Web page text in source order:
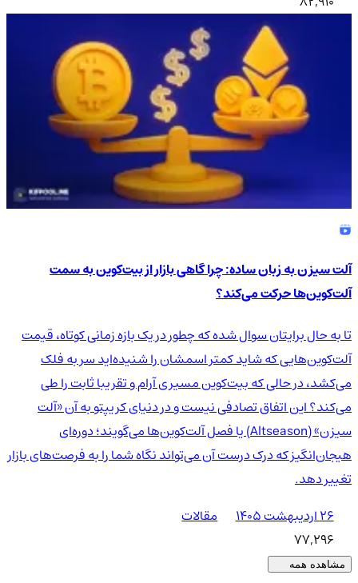
آلت سیزن به زبان ساده: چرا گاهی بازار از بیت‌کوین به سمت
آلت‌کوین‌ها حرکت می‌کند؟
تا به حال برایتان سوال شده که چطور در یک بازه زمانی کوتاه، قیمت
آلت‌کوین‌هایی که شاید کمتر اسمشان را شنیده‌اید سر به فلک
می‌کشد، در حالی که بیت‌کوین مسیری آرام و تقریبا ثابت را طی
می‌کند؟ این اتفاق تصادفی نیست و در دنیای کریپتو به آن «آلت
سیزن» (Altseason) یا فصل آلت‌کوین‌ها می‌گویند؛ دوره‌ای
هیجان‌انگیز که درک درست آن می‌تواند نگاه شما را به فرصت‌های بازار
تغییر دهد.
۲۶ اردیبهشت ۱۴۰۵
مقالات
77,296
مشاهده همه